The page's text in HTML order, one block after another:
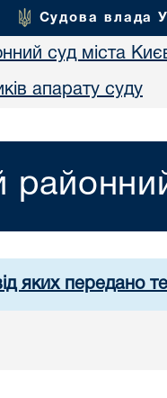
Судова влада
суд міста
апарату суду
яких передано